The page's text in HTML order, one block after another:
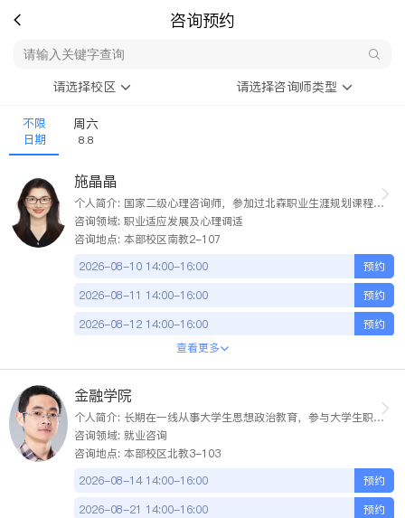
咨询预约
请选择校区 请选择咨询师类型
不限
日期
周六
8.8
施晶晶
个人简介: 国家二级心理咨询师，参加过北森职业生涯规划课程。承担《职业生涯规划与就业创业指导》课程教学任务多年。长期在一线从事大学生思想政治教育、大学生职业生涯规划与就业指导工作，有丰富的学生就业指导经验。
咨询领域: 职业适应发展及心理调适
咨询地点: 本部校区南教2-107
2026-08-10 14:00-16:00
预约
2026-08-11 14:00-16:00
预约
2026-08-12 14:00-16:00
预约
14:00-16:00
2026-08-17 14:00-16:00
预约
2026-08-18 14:00-16:00
预约
预约
查看更多
金融学院
个人简介: 长期在一线从事大学生思想政治教育，参与大学生职业生涯规划与就业指导工作，具有丰富的学生工作经验，主讲《职业生涯规划与就业创业指导》课程。曾参与浙江省创业导师培训工程、北森职业训练营、香港职业教育教师培训班，目前具备国家三级心理咨询师，旅游行业管理人员岗位资格等证书。
咨询领域: 就业咨询
咨询地点: 本部校区北教3-103
2026-08-14 14:00-16:00
预约
2026-08-21 14:00-16:00
预约